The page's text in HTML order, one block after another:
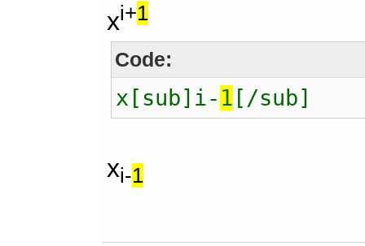
xi+1
Code:
x[sub]i- 1 [/sub]
xi-1